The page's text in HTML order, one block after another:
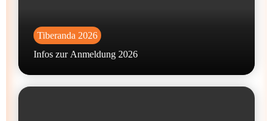
Tiberanda 2026
Infos zur Anmeldung 2026